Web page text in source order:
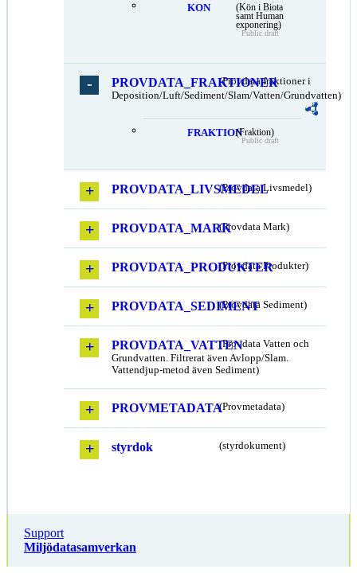
KON
(Kön i Biota
samt Human
exponering)
Public draft
PROVDATA_FRAKTIONER
(Provdata fraktioner i
Deposition/Luft/Sediment/Slam/Vatten/Grundvatten)
FRAKTION(Fraktion)
Public draft
PROVDATA_LIVSMEDEL
(Provdata Livsmedel)
PROVDATA_MARK(Provdata Mark)
PROVDATA_PRODUKTER
(Provdata Produkter)
PROVDATA_SEDIMENT(Provdata Sediment)
PROVDATA_VATTEN(Provdata Vatten och
Grundvatten. Filtrerat även Avlopp/Slam.
Vattendjup-metod även Sediment)
PROVMETADATA(Provmetadata)
styrdok (styrdokument)
Support
Miljödatasamverkan